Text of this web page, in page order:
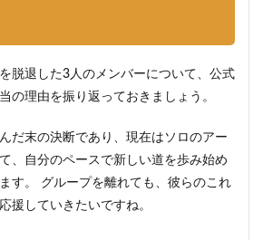
脱退した3人のメンバーについて、公式
の理由を振り返っておきましょう。
だ末の決断であり、現在はソロのアー
、自分のペースで新しい道を歩み始め
す。 グループを離れても、彼らのこれ
援していきたいですね。